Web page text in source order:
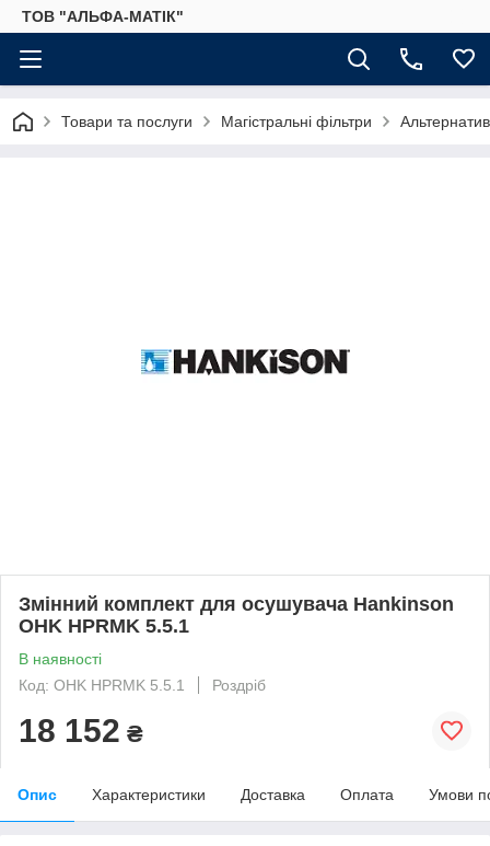
ТОВ "АЛЬФА-МАТІК"
Товари та послуги Магістральні фільтри
Змінний комплект для осушувача Hankinson
OHK HPRMK 5.5.1
В наявності
Код: OHK HPRMK 5.5.1
Роздріб
18 152 ₴
Опис Характеристики Доставка Оплата Умови